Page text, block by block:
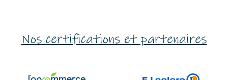
Nos certifications et partenaires